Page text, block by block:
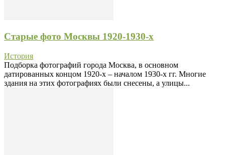
Старые фото Москвы 1920-1930-х
История
Подборка фотографий города Москва, в основном
датированных концом 1920-х – началом 1930-х гг. Многие
здания на этих фотографиях были снесены, а улицы...